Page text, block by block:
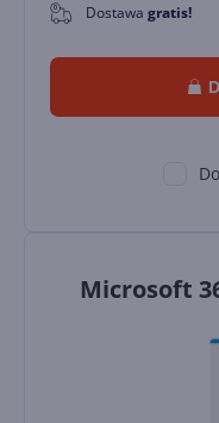
0 Dostawa gratis!
Microsoft